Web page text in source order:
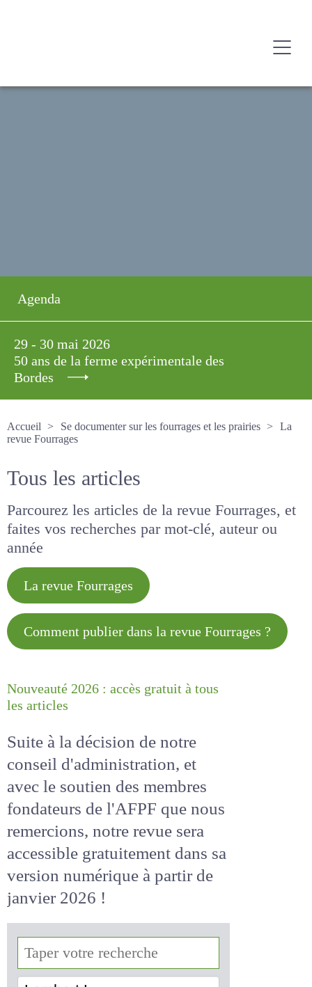
Agenda
29 - 30 mai 2026
50 ans de la ferme expérimentale des
Bordes
Accueil
Se documenter sur les fourrages et les prairies
La revue Fourrages
Tous les articles
Parcourez les articles de la revue Fourrages, et
faites vos recherches par mot-clé, auteur ou
année
La revue Fourrages
Comment publier dans la revue
Nouveauté 2026 : accès gratuit à
Suite à la décision de notre
conseil d'administration, et
avec le soutien des membres
fondateurs de l'AFPF que nous
remercions, notre revue sera
accessiblegratuitementdans
sa version numérique
de janvier 2026 !